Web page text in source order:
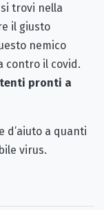
trovi nella
il giusto
nemico
contro il covid.
pronti a
d’aiuto a quanti
virus.